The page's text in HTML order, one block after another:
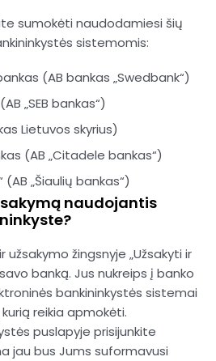
sumokėti naudodamiesi šių
sistemomis:
(AB bankas „Swedbank“)
„SEB bankas“)
Lietuvos skyrius)
(AB „Citadele bankas“)
(AB „Šiaulių bankas“)
naudojantis
užsakymo žingsnyje „Užsakyti ir
banką. Jus nukreips į banko
bankininkystės sistemai
reikia apmokėti.
puslapyje prisijunkite
jau bus Jums suformavusi